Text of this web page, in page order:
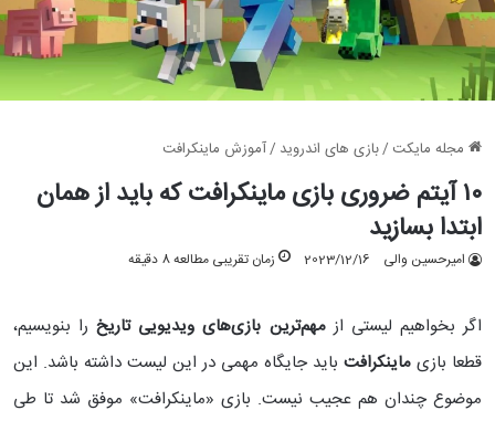
مجله مایکت /بازی های اندروید /آموزش ماینکرافت
۱۰ آیتم ضروری بازی ماینکرافت که باید از همان
ابتدا بسازید
امیرحسین والی 2023/12/16 زمان تقریبی مطالعه 8 دقیقه
اگر بخواهیم لیستی ازمهم‌ترین بازی‌های ویدیویی تاریخرا بنویسیم،
قطعا بازی ماینکرافت باید جایگاه مهمی در این لیست داشته باشد. این
موضوع چندان هم عجیب نیست. بازی «ماینکرافت» موفق شد تا طی